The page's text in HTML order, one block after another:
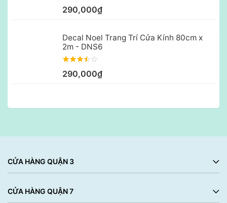
290,000₫
Decal Noel Trang Trí Cửa Kính 80cm x
2m - DNS6
290,000₫
CỬA HÀNG QUẬN 3
CỬA HÀNG QUẬN 7